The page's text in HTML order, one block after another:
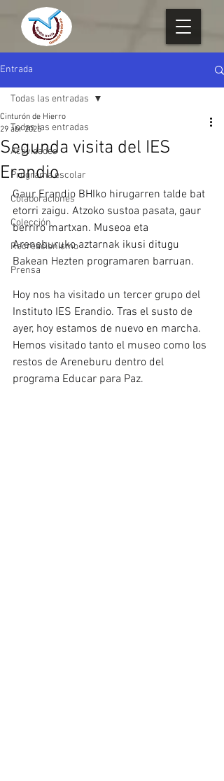
Entrada
Todas las entradas
Actividades
Programa escolar
Colaboraciones
Colección
Recreacionismo
Prensa
Todas las entradas
Segunda visita del IES
Erandio
Cinturón de Hierro
29 abr 2025
Gaur Erandio BHIko hirugarren talde bat
etorri zaigu. Atzoko sustoa pasata, gaur
berriro martxan. Museoa eta
Areneburuko aztarnak ikusi ditugu
Bakean Hezten programaren barruan.
Hoy nos ha visitado un tercer grupo del
Instituto IES Erandio. Tras el susto de
ayer, hoy estamos de nuevo en marcha.
Hemos visitado tanto el museo como los
restos de Areneburu dentro del
programa Educar para Paz.